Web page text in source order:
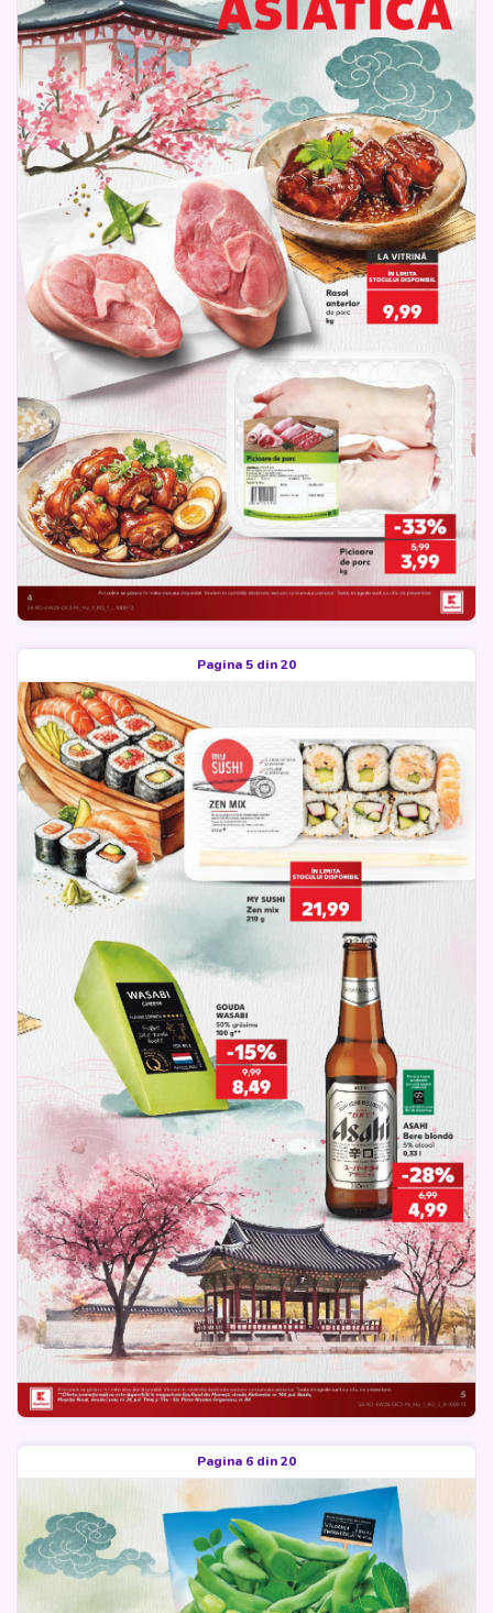
Pagina 5 din 20
Pagina 6 din 20